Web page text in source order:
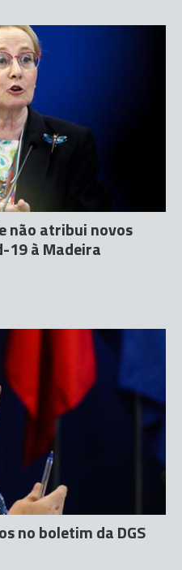
não atribui novos
19 à Madeira
no boletim da DGS